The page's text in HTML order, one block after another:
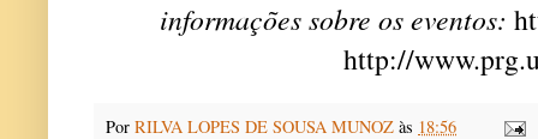
informações sobre os eventos:
http://
Por RILVA LOPES DE SOUSA MUNOZ às 18:56